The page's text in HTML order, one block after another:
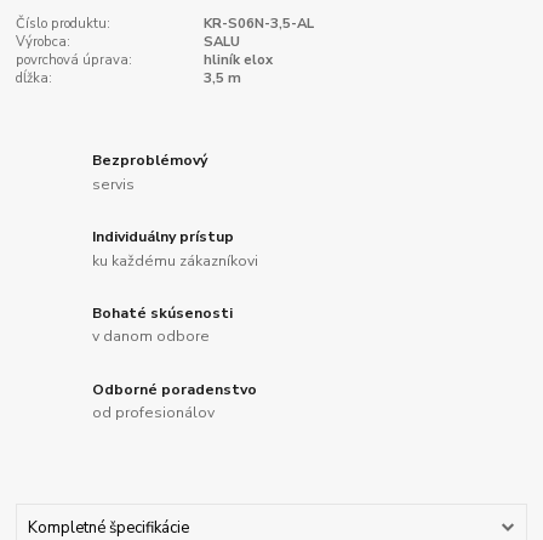
Číslo produktu:
KR-S06N-3,5-AL
Výrobca:
SALU
povrchová úprava:
hliník elox
dĺžka:
3,5 m
Bezproblémový
servis
Individuálny prístup
ku každému zákazníkovi
Bohaté skúsenosti
v danom odbore
Odborné poradenstvo
od profesionálov
Kompletné špecifikácie